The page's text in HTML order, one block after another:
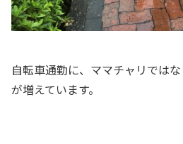
自転車通勤に、ママチャリでは
が増えています。